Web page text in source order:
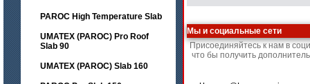
PAROC High Temperature Slab
UMATEX (PAROC) Pro Roof
Slab 90
UMATEX (PAROC) Slab 160
Мы и социальные сети
Присоединяйтесь к нам в
что бы получить